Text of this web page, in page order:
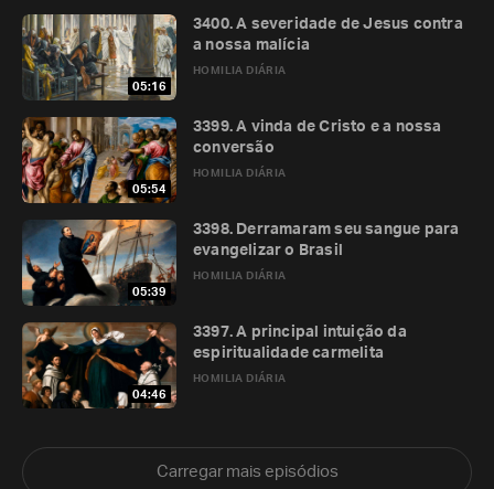
05:16
HOMILIA DIÁRIA
3400. A severidade de Jesus contra
a nossa malícia
05:54
HOMILIA DIÁRIA
3399. A vinda de Cristo e a nossa
conversão
05:39
HOMILIA DIÁRIA
3398. Derramaram seu sangue para
evangelizar o Brasil
04:46
HOMILIA DIÁRIA
3397. A principal intuição da
espiritualidade carmelita
Carregar mais episódios